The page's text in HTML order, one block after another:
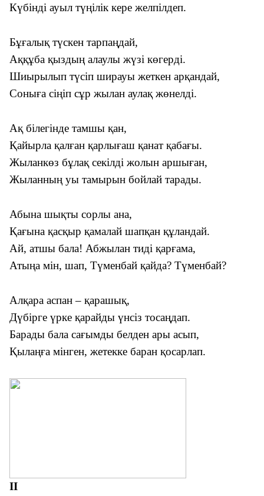
Күбінді ауыл түңілік кере желпілдеп.
Бұғалық түскен тарпаңдай,
Аққұба қыздың алаулы жүзі көгерді.
Шиырылып түсіп ширауы жеткен арқандай,
Соныға сіңіп сұр жылан аулақ жөнелді.
Ақ білегінде тамшы қан,
Қайырла қалған қарлығаш қанат қабағы.
Жыланкөз бұлақ секілді жолын аршыған,
Жыланның уы тамырын бойлай тарады.
Абына шықты сорлы ана,
Қағына қасқыр қамалай шапқан құландай.
Ай, атшы бала! Абжылан тиді қарғама,
Атыңа мін, шап, Түменбай қайда? Түменбай?
Алқара аспан – қарашық,
Дүбірге үрке қарайды үнсіз тосаңдап.
Барады бала сағымды белден ары асып,
Қылаңға мінген, жетекке баран қосарлап.
ІІ